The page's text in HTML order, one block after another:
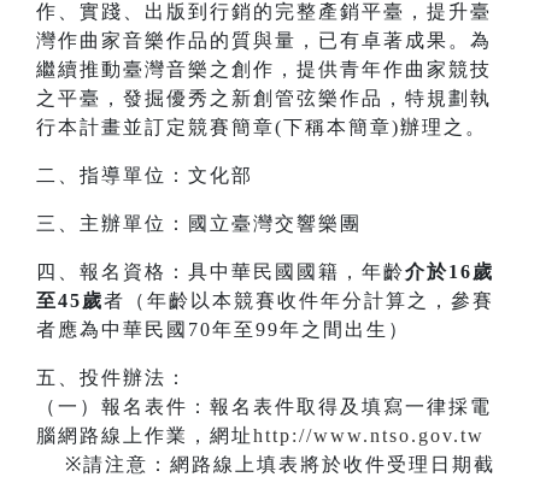
作、實踐、出版到行銷的完整產銷平臺，提升臺
灣作曲家音樂作品的質與量，已有卓著成果。為
繼續推動臺灣音樂之創作，提供青年作曲家競技
之平臺，發掘優秀之新創管弦樂作品，特規劃執
行本計畫並訂定競賽簡章(下稱本簡章)辦理之。
二、指導單位：文化部
三、主辦單位：國立臺灣交響樂團
四、報名資格：具中華民國國籍，年齡介於16歲
至45歲者（年齡以本競賽收件年分計算之，參賽
者應為中華民國70年至99年之間出生）
五、投件辦法：
（一）報名表件：報名表件取得及填寫一律採電
腦網路線上作業，網址http://www.ntso.gov.tw
※請注意：網路線上填表將於收件受理日期截